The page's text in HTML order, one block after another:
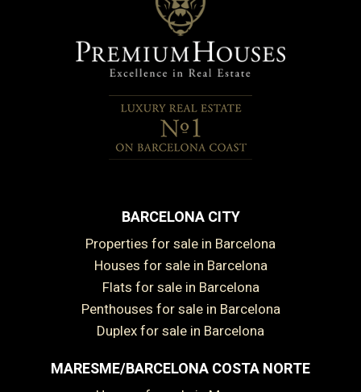
BARCELONA CITY
Properties for sale in Barcelona
Houses for sale in Barcelona
Flats for sale in Barcelona
Penthouses for sale in Barcelona
Duplex for sale in Barcelona
MARESME/BARCELONA COSTA NORTE